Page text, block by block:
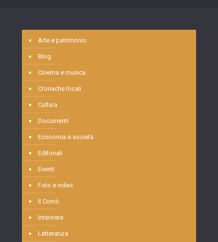
Arte e patrimonio
Blog
Cinema e musica
Cronache locali
Cultura
Documenti
Economia e società
Editoriali
Eventi
Foto e video
Il Comò
Interviste
Letteratura